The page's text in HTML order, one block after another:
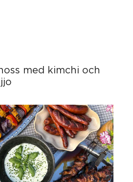
med kimchi och